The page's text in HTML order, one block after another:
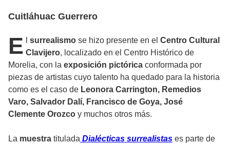
Cuitláhuac Guerrero
E surrealismo se hizo presente en el Centro Cultural
Clavijero, localizado en el Centro Histórico de
Morelia, con la exposición pictórica conformada por
piezas de artistas cuyo talento ha quedado para la historia
como es el caso de Leonora Carrington, Remedios
Varo, Salvador Dalí, Francisco de Goya, José
Clemente Orozco y muchos otros más.
La muestra titulada Dialécticas surrealistas es parte de